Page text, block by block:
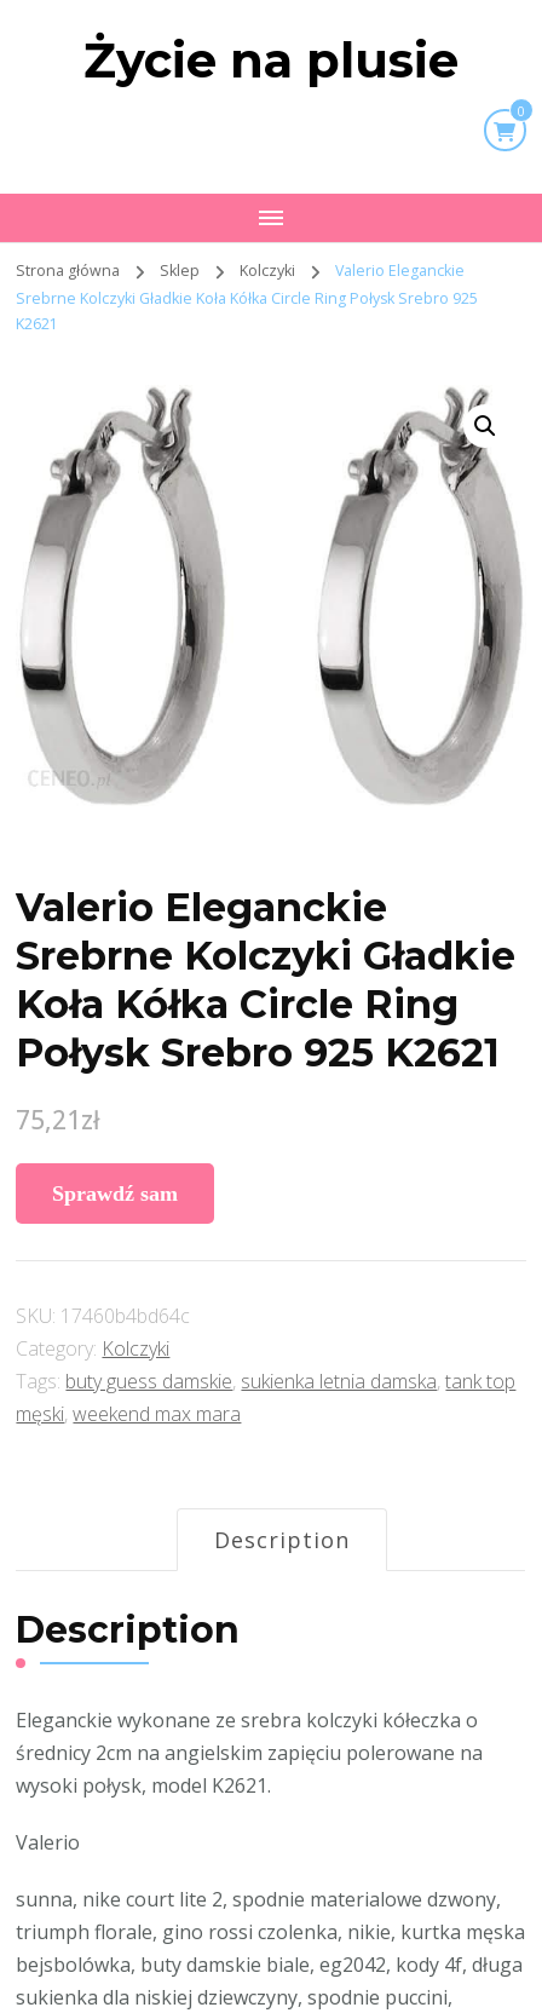
Życie na plusie
0
Strona główna Sklep Kolczyki
Valerio Eleganckie
Srebrne Kolczyki Gładkie Koła Kółka Circle Ring Połysk Srebro 925
K2621
Valerio Eleganckie
Srebrne Kolczyki Gładkie
Koła Kółka Circle Ring
Połysk Srebro 925 K2621
75,21zł
Sprawdź sam
SKU: 17460b4bd64c
Category: Kolczyki
Tags: buty guess damskie, sukienka letnia damska,tank top
męski,weekend max mara
Description
Description
Eleganckie wykonane ze srebra kolczyki kółeczka o
średnicy 2cm na angielskim zapięciu polerowane na
wysoki połysk, model K2621.
Valerio
sunna, nike court lite 2, spodnie materialowe dzwony,
triumph florale, gino rossi czolenka, nikie, kurtka męska
bejsbolówka, buty damskie biale, eg2042, kody 4f, długa
sukienka dla niskiej dziewczyny, spodnie puccini,